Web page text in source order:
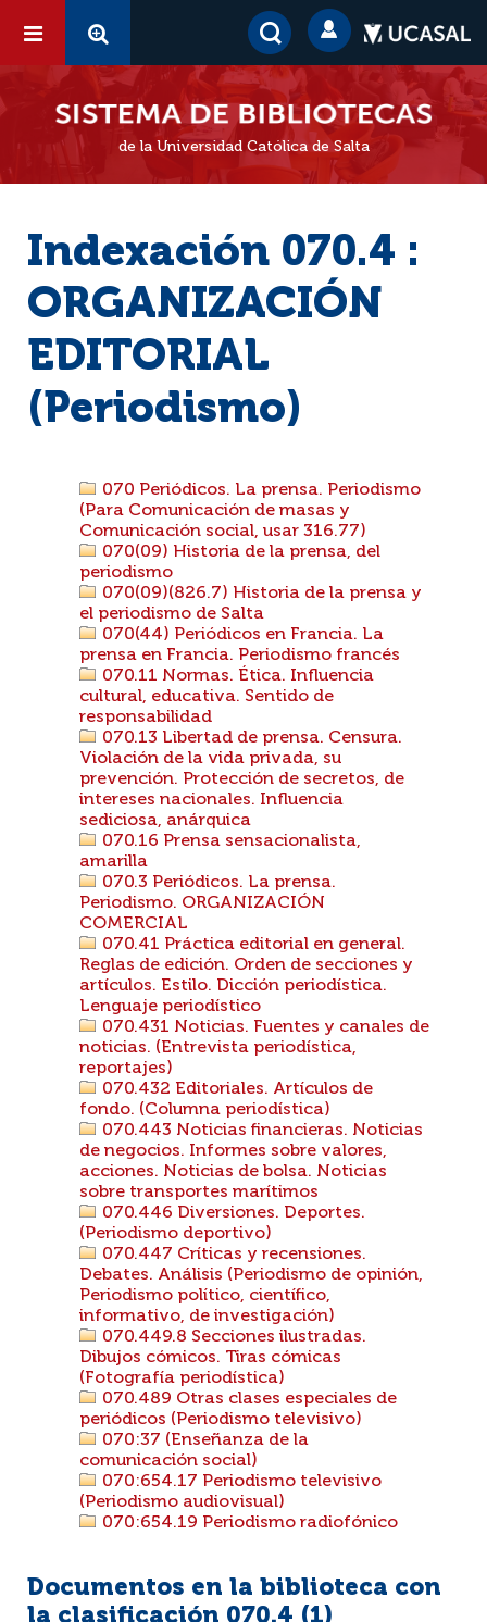
de la Universidad Católica de Salta
Indexación 070.4 :
ORGANIZACIÓN
EDITORIAL
(Periodismo)
070 Periódicos. La prensa. Periodismo
(Para Comunicación de masas y
Comunicación social, usar 316.77)
070(09) Historia de la prensa, del
periodismo
070(09)(826.7) Historia de la prensa y
el periodismo de Salta
070(44) Periódicos en Francia. La
prensa en Francia. Periodismo francés
070.11 Normas. Ética. Influencia
cultural, educativa. Sentido de
responsabilidad
070.13 Libertad de prensa. Censura.
Violación de la vida privada, su
prevención. Protección de secretos, de
intereses nacionales. Influencia
sediciosa, anárquica
070.16 Prensa sensacionalista,
amarilla
070.3 Periódicos. La prensa.
Periodismo. ORGANIZACIÓN
COMERCIAL
070.41 Práctica editorial en general.
Reglas de edición. Orden de secciones y
artículos. Estilo. Dicción periodística.
Lenguaje periodístico
070.431 Noticias. Fuentes y canales de
noticias. (Entrevista periodística,
reportajes)
070.432 Editoriales. Artículos de
fondo. (Columna periodística)
070.443 Noticias financieras. Noticias
de negocios. Informes sobre valores,
acciones. Noticias de bolsa. Noticias
sobre transportes marítimos
070.446 Diversiones. Deportes.
(Periodismo deportivo)
070.447 Críticas y recensiones.
Debates. Análisis (Periodismo de opinión,
Periodismo político, científico,
informativo, de investigación)
070.449.8 Secciones ilustradas.
Dibujos cómicos. Tiras cómicas
(Fotografía periodística)
070.489 Otras clases especiales de
periódicos (Periodismo televisivo)
070:37 (Enseñanza de la
comunicación social)
070:654.17 Periodismo televisivo
(Periodismo audiovisual)
070:654.19 Periodismo radiofónico
Documentos en la biblioteca con
la clasificación 070.4 (1)